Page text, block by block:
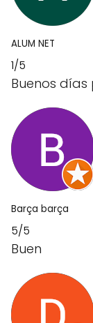
ALUM NET
1/5
Buenos
Barça barça
5/5
Buen